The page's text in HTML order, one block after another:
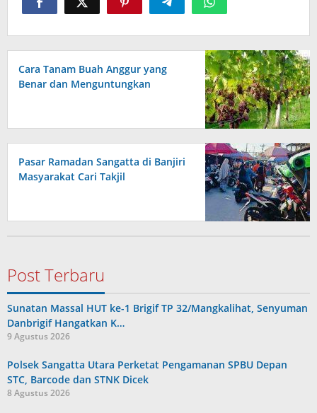
Cara Tanam Buah Anggur yang
Benar dan Menguntungkan
Pasar Ramadan Sangatta di Banjiri
Masyarakat Cari Takjil
Post Terbaru
Sunatan Massal HUT ke-1 Brigif TP 32/Mangkalihat, Senyuman
Danbrigif Hangatkan K…
9 Agustus 2026
Polsek Sangatta Utara Perketat Pengamanan SPBU Depan
STC, Barcode dan STNK Dicek
8 Agustus 2026